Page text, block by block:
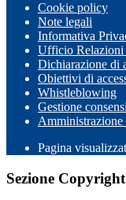
Cookie policy
Note legali
Informativa
Ufficio
Dichiarazione di
Obiettivi di
Whistleblowing
Gestione
Amministrazione
Pagina
Sezione Copyright